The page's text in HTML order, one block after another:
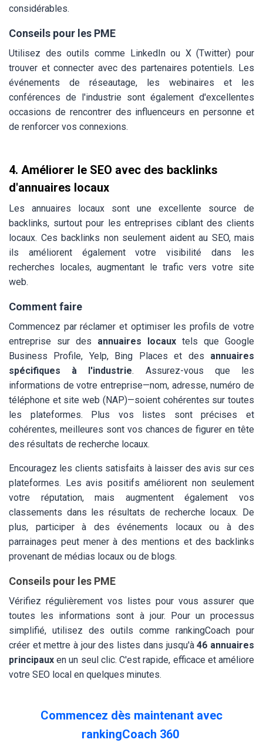
considérables.
Conseils pour les PME
Utilisez des outils comme LinkedIn ou X (Twitter) pour
trouver et connecter avec des partenaires potentiels. Les
événements de réseautage, les webinaires et les
conférences de l'industrie sont également d'excellentes
occasions de rencontrer des influenceurs en personne et
de renforcer vos connexions.
4. Améliorer le SEO avec des backlinks
d'annuaires locaux
Les annuaires locaux sont une excellente source de
backlinks, surtout pour les entreprises ciblant des clients
locaux. Ces backlinks non seulement aident au SEO, mais
ils améliorent également votre visibilité dans les
recherches locales, augmentant le trafic vers votre site
web.
Comment faire
Commencez par réclamer et optimiser les profils de votre
entreprise sur des annuaires locaux tels que Google
Business Profile, Yelp, Bing Places et des annuaires
spécifiques à l'industrie. Assurez-vous que les
informations de votre entreprise—nom, adresse, numéro de
téléphone et site web (NAP)—soient cohérentes sur toutes
les plateformes. Plus vos listes sont précises et
cohérentes, meilleures sont vos chances de figurer en tête
des résultats de recherche locaux.
Encouragez les clients satisfaits à laisser des avis sur ces
plateformes. Les avis positifs améliorent non seulement
votre réputation, mais augmentent également vos
classements dans les résultats de recherche locaux. De
plus, participer à des événements locaux ou à des
parrainages peut mener à des mentions et des backlinks
provenant de médias locaux ou de blogs.
Conseils pour les PME
Vérifiez régulièrement vos listes pour vous assurer que
toutes les informations sont à jour. Pour un processus
simplifié, utilisez des outils comme rankingCoach pour
créer et mettre à jour des listes dans jusqu'à46 annuaires
principaux en un seul clic. C'est rapide, efficace et améliore
votre SEO local en quelques minutes.
Commencez dès maintenant avec
rankingCoach 360